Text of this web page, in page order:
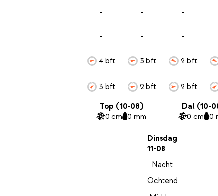
-
-
4 bft
3 bft
-
-
3 bft
2 bft
-
-
2 bft
2 bft
Top (10-08)
0 cm 0 mm
Dal (10-
0 cm 0
Dinsdag
11-08
Nacht
Ochtend